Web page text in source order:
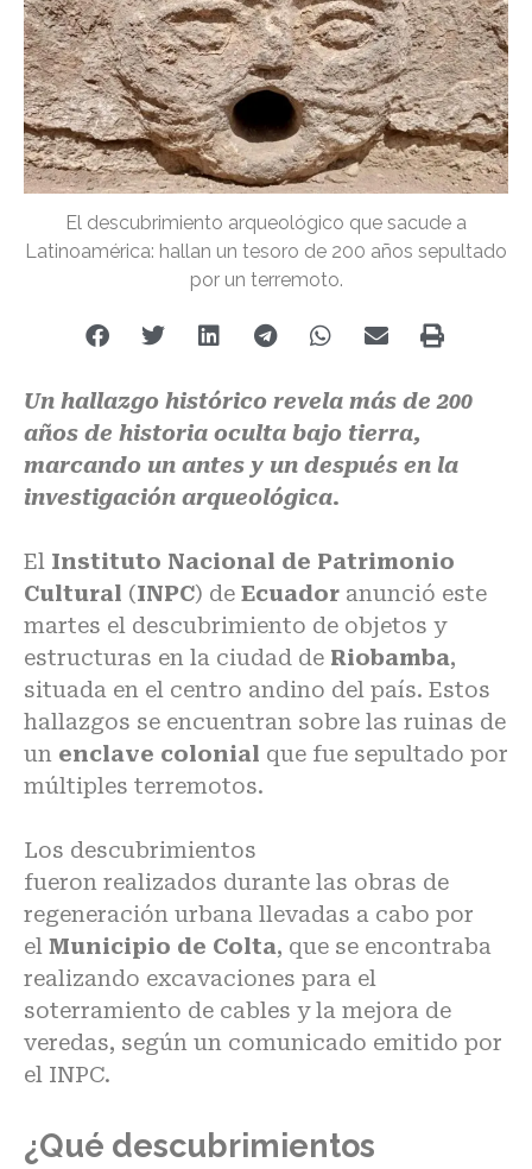
El descubrimiento arqueológico que sacude a
Latinoamérica: hallan un tesoro de 200 años sepultado
por un terremoto.
Un hallazgo histórico revela más de 200
años de historia oculta bajo tierra,
marcando un antes y un después en la
investigación arqueológica.
El Instituto Nacional de Patrimonio
Cultural (INPC) de Ecuador anunció este
martes el descubrimiento de objetos y
estructuras en la ciudad de Riobamba,
situada en el centro andino del país. Estos
hallazgos se encuentran sobre las ruinas de
un enclave colonial que fue sepultado por
múltiples terremotos.
Los descubrimientos
fueron realizados durante las obras de
regeneración urbana llevadas a cabo por
el Municipio de Colta, que se encontraba
realizando excavaciones para el
soterramiento de cables y la mejora de
veredas, según un comunicado emitido por
el INPC.
¿Qué descubrimientos